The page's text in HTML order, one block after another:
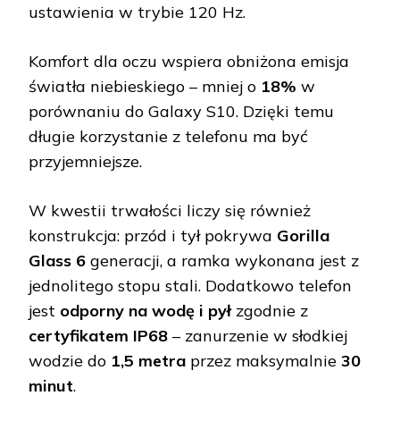
ustawienia w trybie 120 Hz.
Komfort dla oczu wspiera obniżona emisja
światła niebieskiego – mniej o 18% w
porównaniu do Galaxy S10. Dzięki temu
długie korzystanie z telefonu ma być
przyjemniejsze.
W kwestii trwałości liczy się również
konstrukcja: przód i tył pokrywa Gorilla
Glass 6 generacji, a ramka wykonana jest z
jednolitego stopu stali. Dodatkowo telefon
jest odporny na wodę i pyłzgodnie z
certyfikatem IP68 – zanurzenie w słodkiej
wodzie do 1,5 metra przez maksymalnie 30
minut.